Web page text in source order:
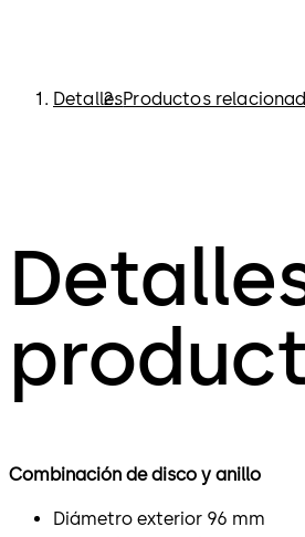
DetallesProductos
Combinación de disco y anillo
Diámetro exterior 96 mm